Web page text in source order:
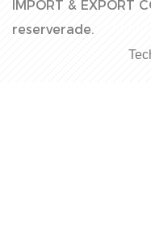
IMPORT & EXPORT
reserverade.